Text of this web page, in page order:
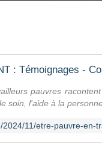
pauvres
soin, l'aide à la
11/etre-pauvre-en-